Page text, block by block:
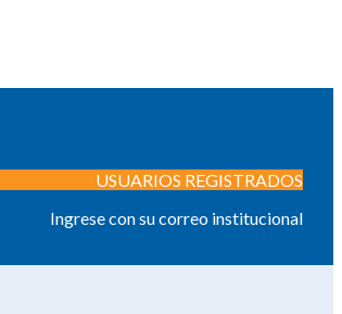
USUARIOS REGISTRADOS
Ingrese con su correo institucional